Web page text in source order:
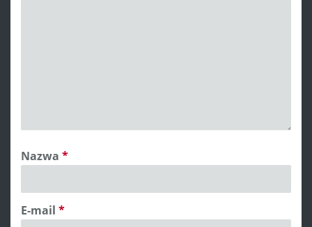
Nazwa *
E-mail *